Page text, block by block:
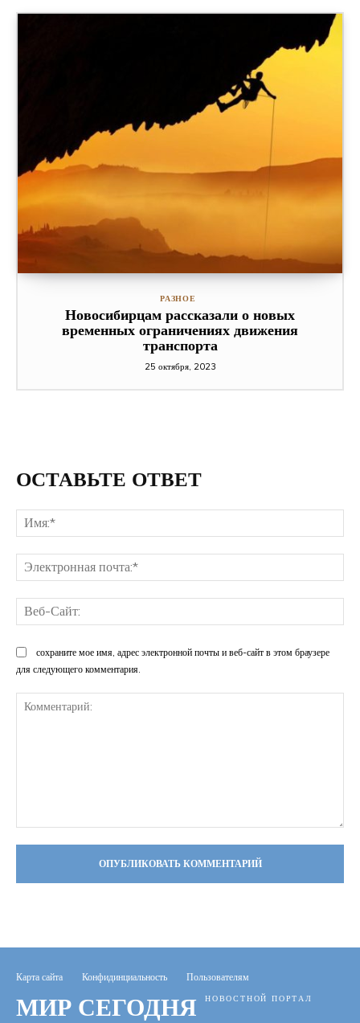
РАЗНОЕ
Новосибирцам рассказали о новых
временных ограничениях движения
транспорта
25 октября, 2023
ОСТАВЬТЕ ОТВЕТ
сохраните мое имя, адрес электронной почты и веб-сайт в этом браузере
для следующего комментария.
Карта сайта Конфидинциальность Пользователям
МИР СЕГОДНЯ НОВОСТНОЙ ПОРТАЛ